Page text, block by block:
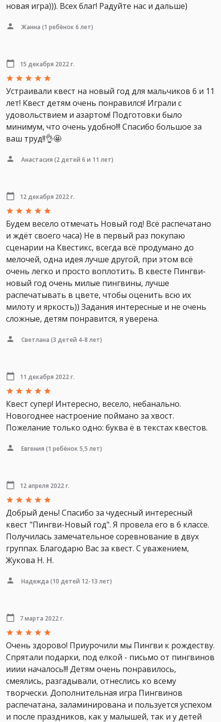
новая игра))). Всех благ! Радуйте нас и дальше)
Жанна (1 ребёнок 6 лет)
15 декабря 2022 г.
Устраивали квест на новый год для мальчиков 6 и 11
лет! Квест детям очень понравился! Играли с
удовольствием и азартом! Подготовки было
минимум, что очень удобно!!! Спасибо большое за
ваш труд!!👌🤩
Анастасия (2 детей 6 и 11 лет)
12 декабря 2022 г.
Будем весело отмечать Новый год! Всё распечатано
и ждёт своего часа) Не в первый раз покупаю
сценарии на Квестикс, всегда всё продумано до
мелочей, одна идея лучше другой, при этом всё
очень легко и просто воплотить. В квесте Пингви-
новый год очень милые пингвины, лучше
распечатывать в цвете, чтобы оценить всю их
милоту и яркость)) Задания интересные и не очень
сложные, детям понравится, я уверена.
Светлана (3 детей 4-8 лет)
11 декабря 2022 г.
Квест супер! Интересно, весело, небанально.
Новогоднее настроение поймано за хвост.
Пожелание только одно: буква ё в текстах квестов.
Евгения (1 ребёнок 5,5 лет)
12 апреля 2022 г.
Добрый день! Спасибо за чудесный интересный
квест "Пингви-Новый год". Я провела его в 6 классе.
Получилась замечательное соревнование в двух
группах. Благодарю Вас за квест. С уважением,
Жукова Н. Н.
Надежда (10 детей 12-13 лет)
7 марта 2022 г.
Очень здорово! Приурочили мы Пингви к рождеству.
Спрятали подарки, под елкой - письмо от пингвинов
ииии началось!!! Детям очень понравилось,
смеялись, разгадывали, отнеслись ко всему
творчески. Дополнительная игра Пингвинов
распечатана, заламинирована и пользуется успехом
и после праздников, как у малышей, так и у детей